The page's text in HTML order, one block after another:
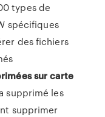
types de
spécifiques
des fichiers
sur carte
supprimé les
supprimer